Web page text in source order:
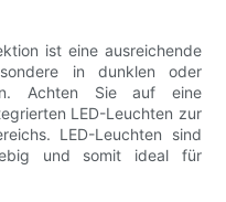
ist eine ausreichende
in dunklen oder
Achten Sie auf eine
LED-Leuchten zur
LED-Leuchten sind
und somit ideal für